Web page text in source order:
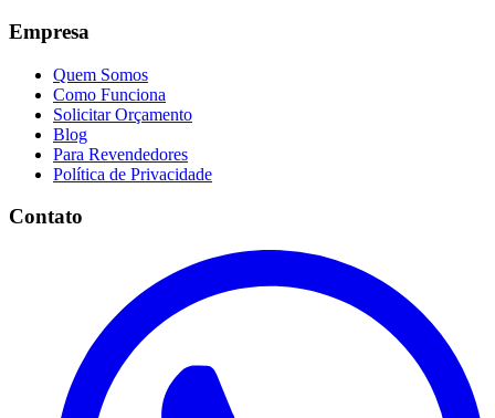
Empresa
Quem Somos
Como Funciona
Solicitar Orçamento
Blog
Para Revendedores
Política de Privacidade
Contato